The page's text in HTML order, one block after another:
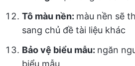
Tô màu nền: màu nền sẽ
sang chủ đề tài liệu khác
Bảo vệ biểu mẫu: ngăn
biểu mẫu